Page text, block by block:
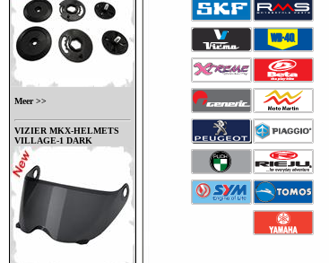
Meer >>
VIZIER MKX-HELMETS
VILLAGE-1 DARK